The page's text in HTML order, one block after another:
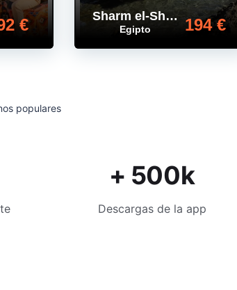
€ Sharm el-Sheij
Egipto 194 €
populares
+ 500k
Descargas de la app